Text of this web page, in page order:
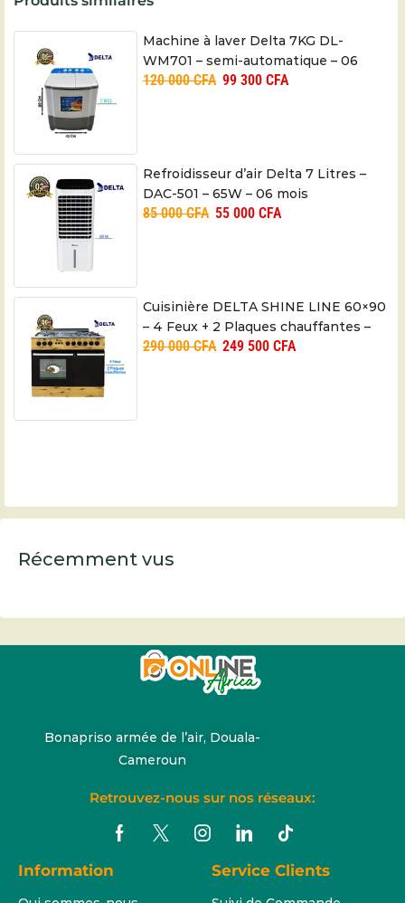
Machine à laver Delta 7KG DL-
WM701 – semi-automatique – 06
mois
120 000CFA 99 300 CFA
Refroidisseur d’air Delta 7 Litres –
DAC-501 – 65W – 06 mois
85 000CFA 55 000 CFA
Cuisinière DELTA SHINE LINE 60×90
– 4 Feux + 2 Plaques chauffantes –
06 mois
290 000CFA 249 500 CFA
Récemment vus
Bonapriso armée de l’air, Douala-
Cameroun
Retrouvez-nous sur nos réseaux:
Information Service Clients